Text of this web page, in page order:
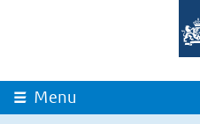
Overslaan en naar de inhoud gaan
Menu